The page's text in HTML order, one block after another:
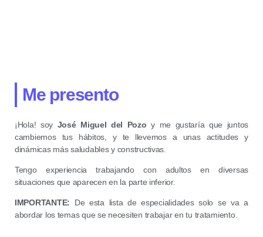
Me presento
¡Hola! soy José Miguel del Pozoy me gustaría que juntos
cambiemos tus hábitos, y te llevemos a unas actitudes y
dinámicas más saludables y constructivas.
Tengo experiencia trabajando con adultos en diversas
situaciones que aparecen en la parte inferior.
IMPORTANTE: De esta lista de especialidades solo se va a
abordar los temas que se necesiten trabajar en tu tratamiento.